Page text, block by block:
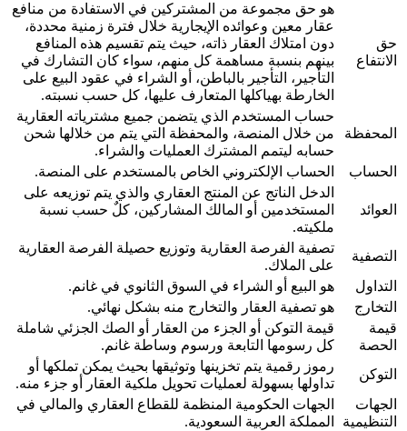
حق
الانتفاع
هو حق مجموعة من المشتركين في الاستفادة من منافع
عقار معين وعوائده الإيجارية خلال فترة زمنية محددة،
دون امتلاك العقار ذاته، حيث يتم تقسيم هذه المنافع
بينهم بنسبة مساهمة كل منهم، سواء كان التشارك في
التأجير، التأجير بالباطن، أو الشراء في عقود البيع على
الخارطة بهياكلها المتعارف عليها، كل حسب نسبته.
المحفظة
حساب المستخدم الذي يتضمن جميع مشترياته العقارية
من خلال المنصة، والمحفظة التي يتم من خلالها شحن
حسابه ليتمم المشترك العمليات والشراء.
الحساب
الحساب الإلكتروني الخاص بالمستخدم على المنصة.
العوائد
الدخل الناتج عن المنتج العقاري والذي يتم توزيعه على
المستخدمين أو المالك المشاركين، كلٌ حسب نسبة
ملكيته.
التصفية
تصفية الفرصة العقارية وتوزيع حصيلة الفرصة العقارية
على الملاك.
التداول
هو البيع أو الشراء في السوق الثانوي في غانم.
التخارج
هو تصفية العقار والتخارج منه بشكل نهائي.
قيمة
الحصة
قيمة التوكن أو الجزء من العقار أو الصك الجزئي شاملة
كل رسومها التابعة ورسوم وساطة غانم.
التوكن
رموز رقمية يتم تخزينها وتوثيقها بحيث يمكن تملكها أو
تداولها بسهولة لعمليات تحويل ملكية العقار أو جزء منه.
الجهات
التنظيمية
الجهات الحكومية المنظمة للقطاع العقاري والمالي في
المملكة العربية السعودية.